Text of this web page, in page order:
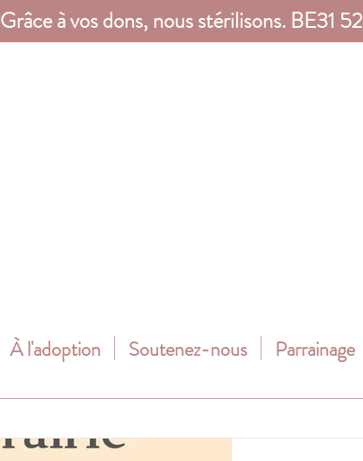
Grâce à vos dons, nous stérilisons. BE31
À l'adoption Soutenez-nous Parrainage